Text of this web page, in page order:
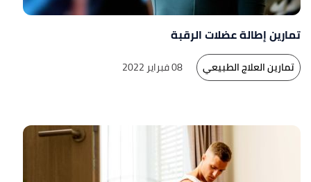
تمارين إطالة عضلات الرقبة
تمارين العلاج الطبيعي 08 فبراير 2022